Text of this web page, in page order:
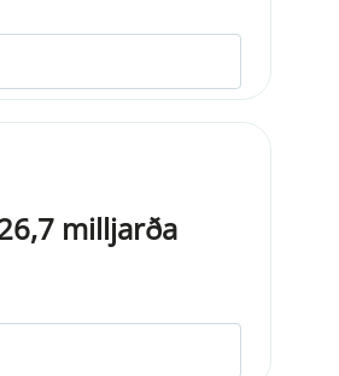
milljarða